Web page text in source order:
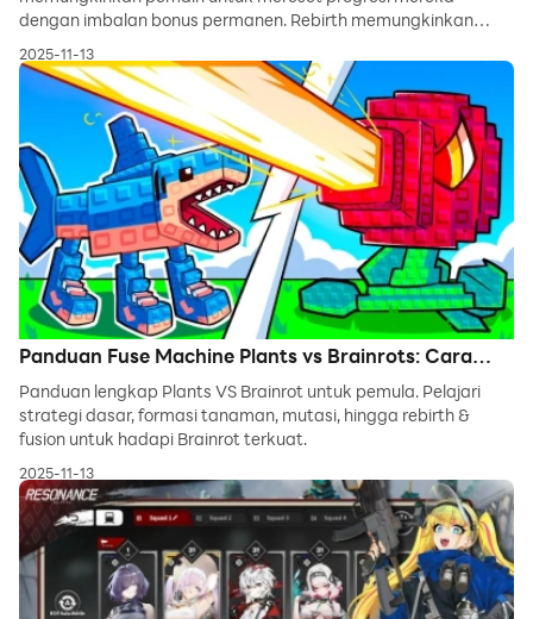
dengan imbalan bonus permanen. Rebirth memungkinkan
pemain memulai ulang permainan dengan keuntungan dari
peningkatan kumulatif yang membuat progresi selanjutnya
lebih cepat dan lebih efisien.
2025-11-13
Panduan Fuse Machine Plants vs Brainrots: Cara
Membuka, Menggabungkan, dan Mendapatkan
Keuntungan
Panduan lengkap Plants VS Brainrot untuk pemula. Pelajari
strategi dasar, formasi tanaman, mutasi, hingga rebirth &
fusion untuk hadapi Brainrot terkuat.
2025-11-13